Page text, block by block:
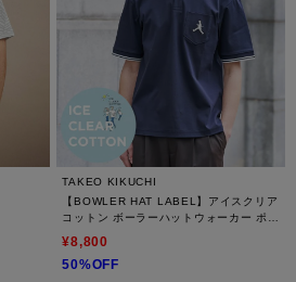
TAKEO KIKUCHI
【BOWLER HAT LABEL】アイスクリア
コットン ボーラーハットウォーカー ポロ
¥8,800
50%OFF